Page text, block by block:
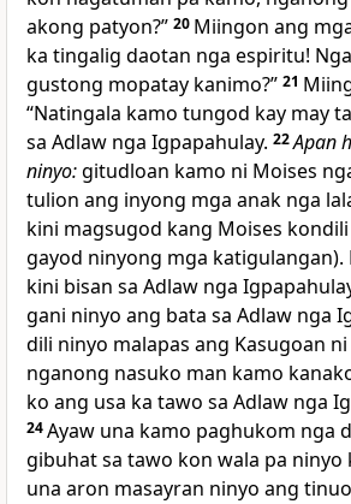
akong patyon?” 20 Miingon ang
ka tingalig daotan nga espiritu!
gustong mopatay kanimo?” 21
“Natingala kamo tungod kay may
sa Adlaw nga Igpapahulay. 22Apan
ninyo:gitudloan kamo ni Moises
tulion ang inyong mga anak nga
kini magsugod kang Moises
gayod ninyong mga katigulangan).
kini bisan sa Adlaw nga
gani ninyo ang bata sa Adlaw nga
dili ninyo malapas ang Kasugoan
nganong nasuko man kamo
ko ang usa ka tawo sa Adlaw nga
24Ayaw una kamo paghukom nga
gibuhat sa tawo kon wala pa ninyo
una aron masayran ninyo ang